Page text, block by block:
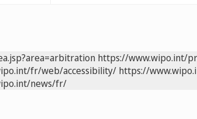
https://www.wipo.int/
fr/web/accessibility/ https://
news/fr/